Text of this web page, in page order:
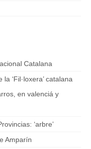
Catalana
‘Fil·loxera’ catalana
en valenciá y
‘arbre’
Amparín